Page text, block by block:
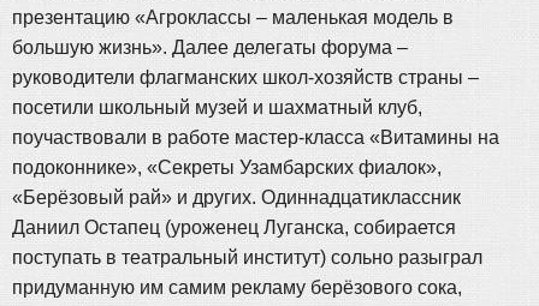
презентацию «Агроклассы – маленькая модель в
большую жизнь». Далее делегаты форума –
руководители флагманских школ-хозяйств страны –
посетили школьный музей и шахматный клуб,
поучаствовали в работе мастер-класса «Витамины на
подоконнике», «Секреты Узамбарских фиалок»,
«Берёзовый рай» и других. Одиннадцатиклассник
Даниил Остапец (уроженец Луганска, собирается
поступать в театральный институт) сольно разыграл
придуманную им самим рекламу берёзового сока,